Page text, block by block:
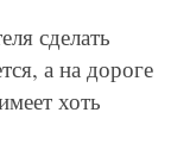
сделать
а на дороге
хоть